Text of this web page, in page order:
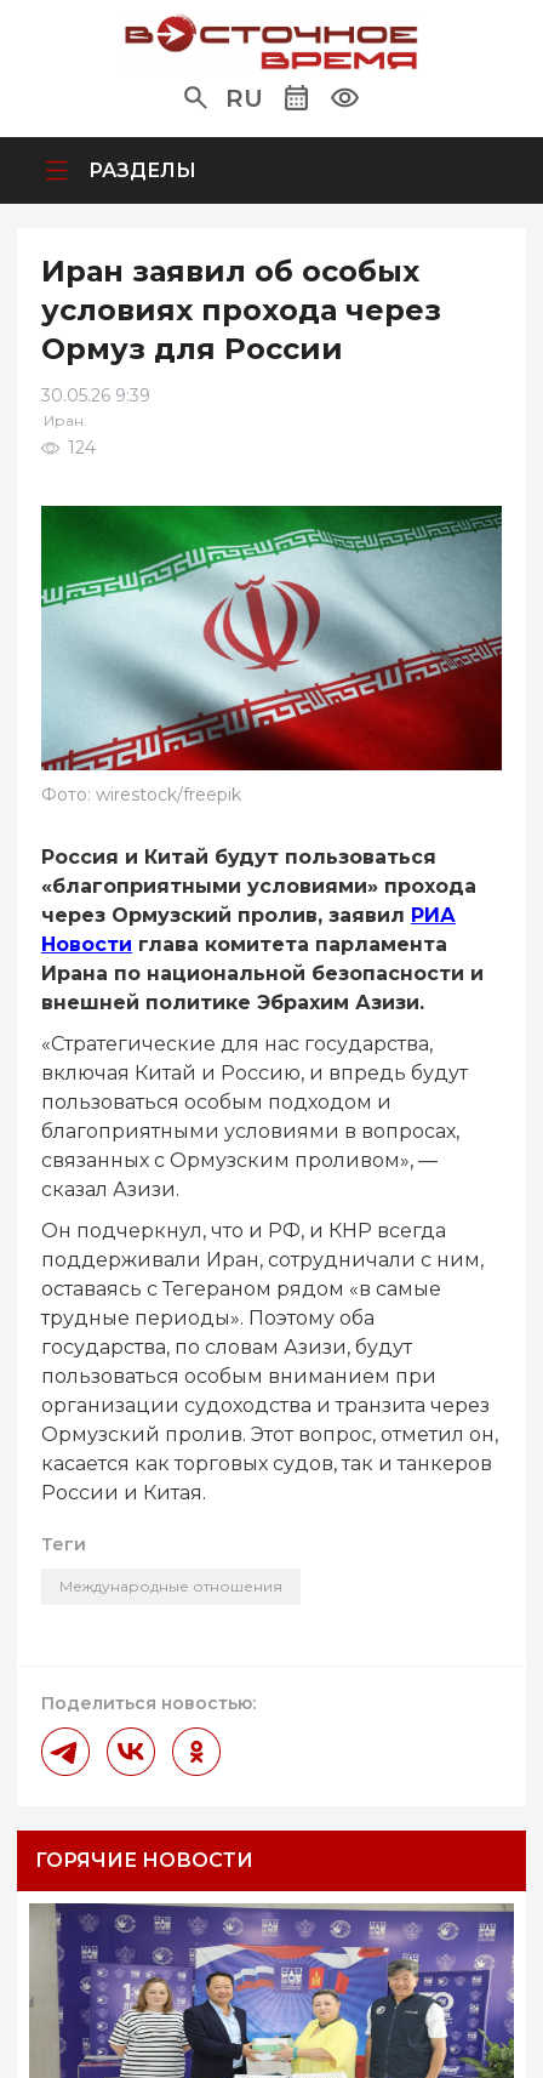
RU
РАЗДЕЛЫ
Иран заявил об особых
условиях прохода через
Ормуз для России
30.05.26 9:39
Иран
124
Фото: wirestock/freepik
Россия и Китай будут пользоваться
«благоприятными условиями» прохода
через Ормузский пролив, заявил РИА
Новости глава комитета парламента
Ирана по национальной безопасности и
внешней политике Эбрахим Азизи.
«Стратегические для нас государства,
включая Китай и Россию, и впредь будут
пользоваться особым подходом и
благоприятными условиями в вопросах,
связанных с Ормузским проливом», —
сказал Азизи.
Он подчеркнул, что и РФ, и КНР всегда
поддерживали Иран, сотрудничали с ним,
оставаясь с Тегераном рядом «в самые
трудные периоды». Поэтому оба
государства, по словам Азизи, будут
пользоваться особым вниманием при
организации судоходства и транзита через
Ормузский пролив. Этот вопрос, отметил он,
касается как торговых судов, так и танкеров
России и Китая.
Теги
Международные отношения
Поделиться новостью:
ГОРЯЧИЕ НОВОСТИ